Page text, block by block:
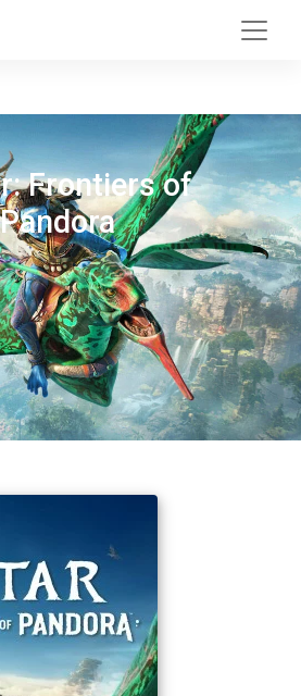
Frontiers of
Pandora